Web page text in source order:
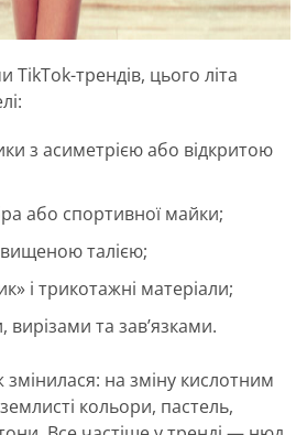
трендів, цього літа
з асиметрією або відкритою
або спортивної майки;
талією;
і трикотажні матеріали;
та зав’язками.
змінилася: на зміну кислотним
кольори, пастель,